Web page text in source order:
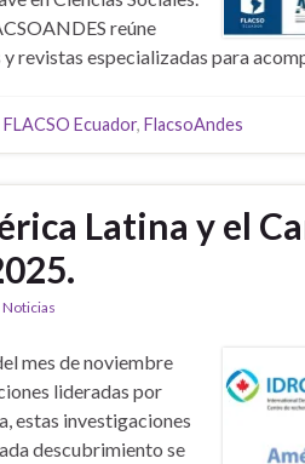
reúne
revistas especializadas para
FLACSO Ecuador, FlacsoAndes
Latina y el
Noticias
mes de noviembre
lideradas por
estas investigaciones
descubrimiento se